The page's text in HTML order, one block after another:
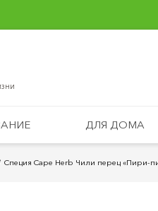
ДЛЯ ДОМА
Специя Cape Herb Чили перец «Пири-